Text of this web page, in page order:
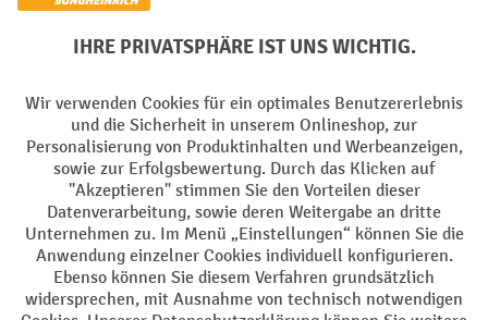
Batterie Rückname
Impressum Datenschutz
Barrierefreiheit Grounding Page Privacy Settings
Alle Preise exkl. gesetzl. Mehrwertsteuer zzgl.Versandkostenund ggf.
Nachnahmegebühren, wenn nicht anders angegeben.